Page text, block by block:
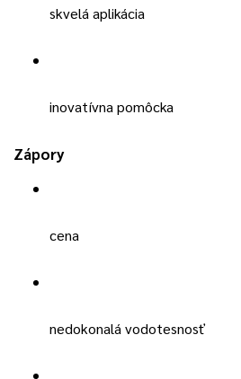
skvelá aplikácia
inovatívna pomôcka
Zápory
cena
nedokonalá vodotesnosť